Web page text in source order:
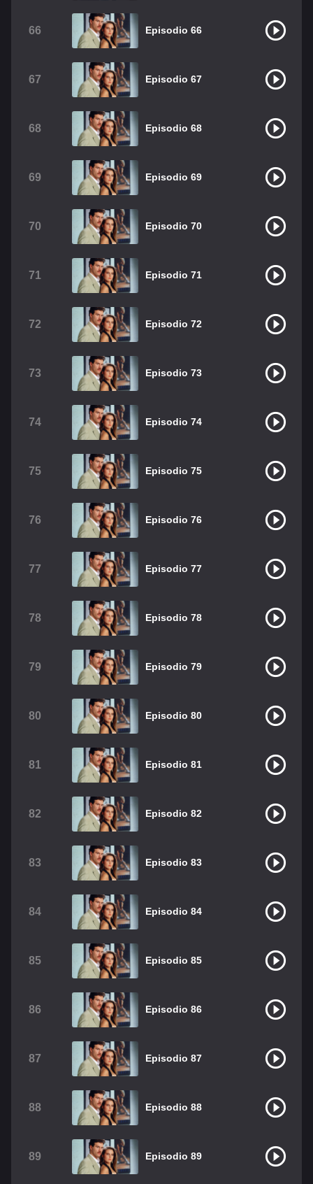
66 Episodio 66
67 Episodio 67
68 Episodio 68
69 Episodio 69
70 Episodio 70
71 Episodio 71
72 Episodio 72
73 Episodio 73
74 Episodio 74
75 Episodio 75
76 Episodio 76
77 Episodio 77
78 Episodio 78
79 Episodio 79
80 Episodio 80
81 Episodio 81
82 Episodio 82
83 Episodio 83
84 Episodio 84
85 Episodio 85
86 Episodio 86
87 Episodio 87
88 Episodio 88
89 Episodio 89